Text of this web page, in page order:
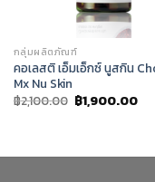
กลุ่มผลิตภัณฑ์
คอเลสติ เอ็มเอ็กซ์ นูสกิน
Mx Nu Skin
฿2,100.00 Original
price
฿1,900.00